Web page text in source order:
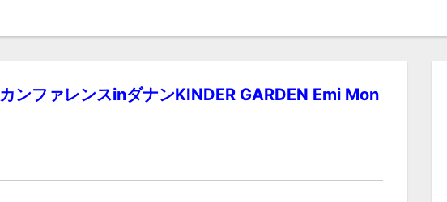
ンファレンスinダナンKINDER GARDEN Emi Mon